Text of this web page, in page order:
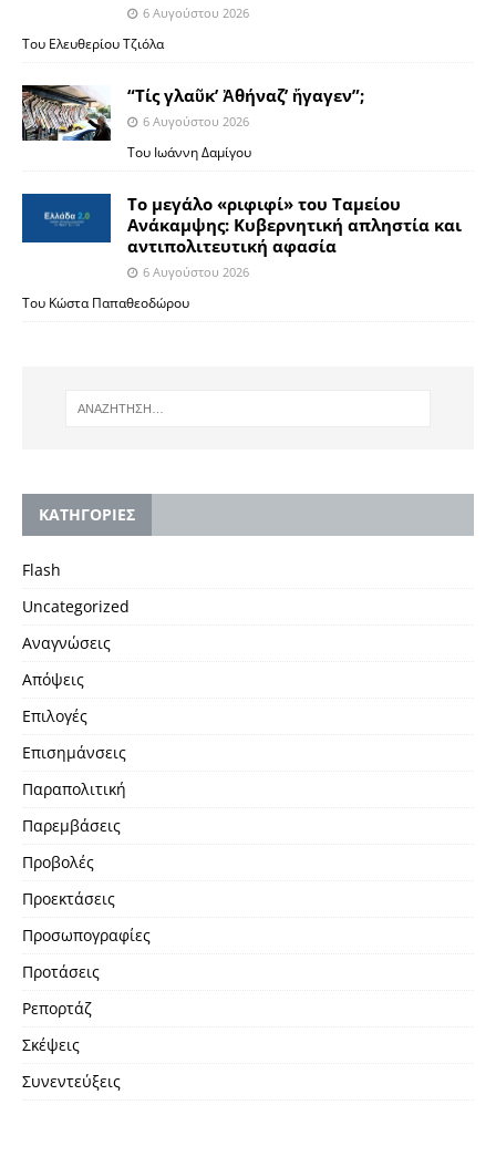
6 Αυγούστου 2026
Του Ελευθερίου Τζιόλα
“Τίς γλαῦκ’ Ἀθήναζ’ ἤγαγεν”;
6 Αυγούστου 2026
Του Ιωάννη Δαμίγου
Το μεγάλο «ριφιφί» του Ταμείου
Ανάκαμψης: Κυβερνητική απληστία και
αντιπολιτευτική αφασία
6 Αυγούστου 2026
Του Κώστα Παπαθεοδώρου
KΑΤΗΓΟΡΙΕΣ
Flash
Uncategorized
Αναγνώσεις
Απόψεις
Επιλογές
Επισημάνσεις
Παραπολιτική
Παρεμβάσεις
Προβολές
Προεκτάσεις
Προσωπογραφίες
Προτάσεις
Ρεπορτάζ
Σκέψεις
Συνεντεύξεις